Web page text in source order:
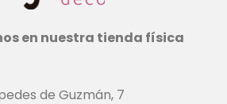
en nuestra tienda física
de Guzmán, 7